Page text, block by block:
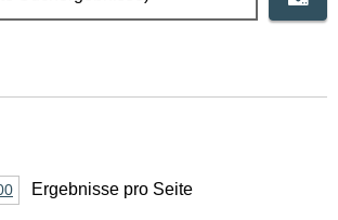
Ergebnisse
Ergebnisse pro Seite